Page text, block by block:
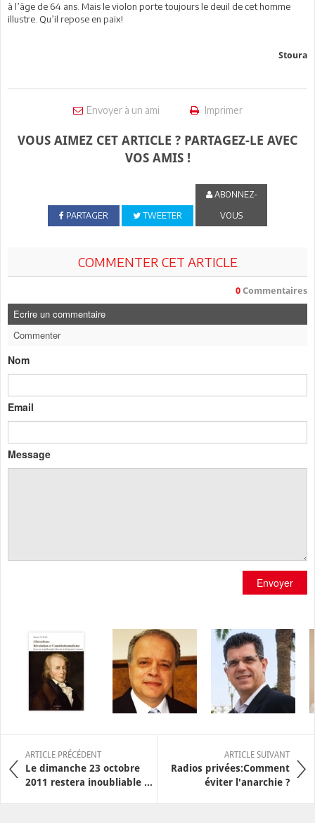
à l’âge de 64 ans. Mais le violon porte toujours le deuil de cet homme
illustre. Qu’il repose en paix!
Stoura
Envoyer à un ami Imprimer
VOUS AIMEZ CET ARTICLE ? PARTAGEZ-LE AVEC
VOS AMIS !
PARTAGER TWEETER
ABONNEZ-
VOUS
COMMENTER CET ARTICLE
0 Commentaires
Ecrire un commentaire
Commenter
Nom
Email
Message
Envoyer
ARTICLE PRÉCÉDENT
Le dimanche 23 octobre
2011 restera inoubliable ...
ARTICLE SUIVANT
Radios privées:Comment
éviter l'anarchie ?